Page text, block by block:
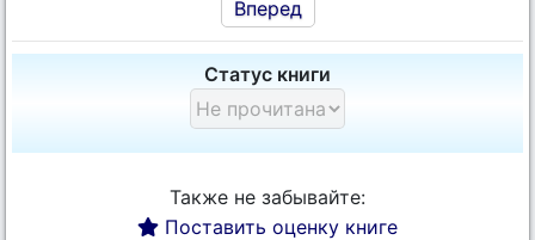
Вперед
Статус книги
Также не забывайте:
Поставить оценку книге